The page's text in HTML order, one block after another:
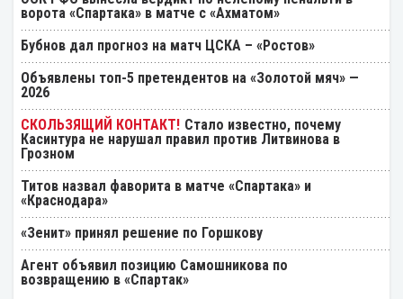
ворота «Спартака» в матче с «Ахматом»
Бубнов дал прогноз на матч ЦСКА – «Ростов»
Объявлены топ-5 претендентов на «Золотой мяч» —
2026
Стало известно, почему
Касинтура не нарушал правил против Литвинова в
Грозном
Титов назвал фаворита в матче «Спартака» и
«Краснодара»
«Зенит» принял решение по Горшкову
Агент объявил позицию Самошникова по
возвращению в «Спартак»